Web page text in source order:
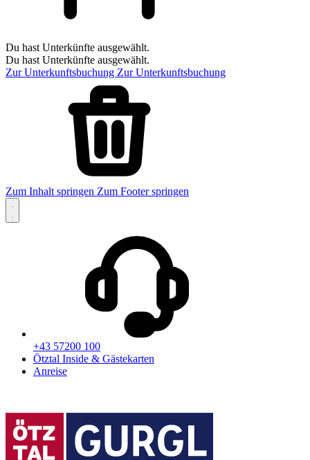
Du hast Unterkünfte ausgewählt.
Du hast Unterkünfte ausgewählt.
Zur Unterkunftsbuchung Zur Unterkunftsbuchung
Zum Inhalt springen Zum Footer springen
+43 57200 100
Ötztal Inside & Gästekarten
Anreise